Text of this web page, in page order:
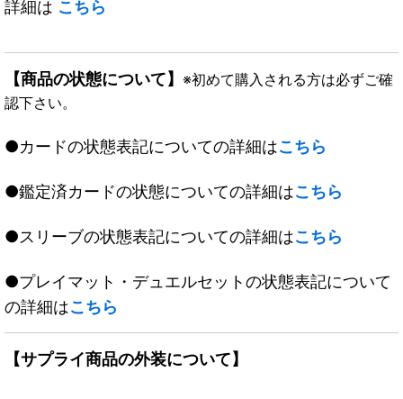
詳細は こちら
【商品の状態について】 ※初めて購入される方は必ずご確
認下さい。
●カードの状態表記についての詳細はこちら
●鑑定済カードの状態についての詳細はこちら
●スリーブの状態表記についての詳細はこちら
●プレイマット・デュエルセットの状態表記について
の詳細はこちら
【サプライ商品の外装について】